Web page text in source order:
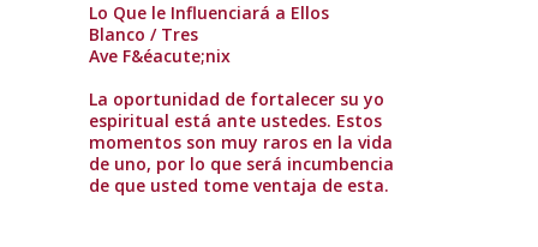
Lo Que le Influenciará a Ellos
Blanco / Tres
Ave F&éacute;nix
La oportunidad de fortalecer su yo
espiritual está ante ustedes. Estos
momentos son muy raros en la vida
de uno, por lo que será incumbencia
de que usted tome ventaja de esta.